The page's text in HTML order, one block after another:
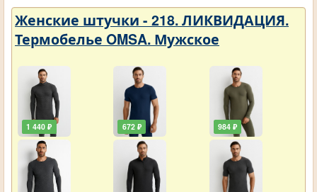
Женские штучки - 218. ЛИКВИДАЦИЯ.
Термобелье OMSA. Мужское
1 440 ₽ 672 ₽ 984 ₽